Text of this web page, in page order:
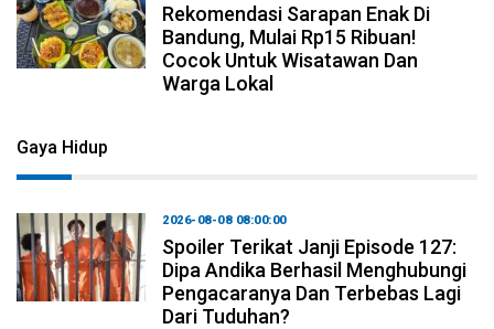
Rekomendasi Sarapan Enak Di
Bandung, Mulai Rp15 Ribuan!
Cocok Untuk Wisatawan Dan
Warga Lokal
Gaya Hidup
2026-08-08 08:00:00
Spoiler Terikat Janji Episode 127:
Dipa Andika Berhasil Menghubungi
Pengacaranya Dan Terbebas Lagi
Dari Tuduhan?